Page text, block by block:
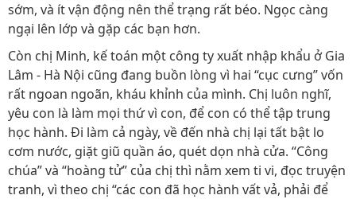
sớm, và ít vận động nên thể trạng rất béo. Ngọc càng
ngại lên lớp và gặp các bạn hơn.
Còn chị Minh, kế toán một công ty xuất nhập khẩu ở Gia
Lâm - Hà Nội cũng đang buồn lòng vì hai “cục cưng” vốn
rất ngoan ngoãn, kháu khỉnh của mình. Chị luôn nghĩ,
yêu con là làm mọi thứ vì con, để con có thể tập trung
học hành. Đi làm cả ngày, về đến nhà chị lại tất bật lo
cơm nước, giặt giũ quần áo, quét dọn nhà cửa. “Công
chúa” và “hoàng tử” của chị thì nằm xem ti vi, đọc truyện
tranh, vì theo chị “các con đã học hành vất vả, phải để